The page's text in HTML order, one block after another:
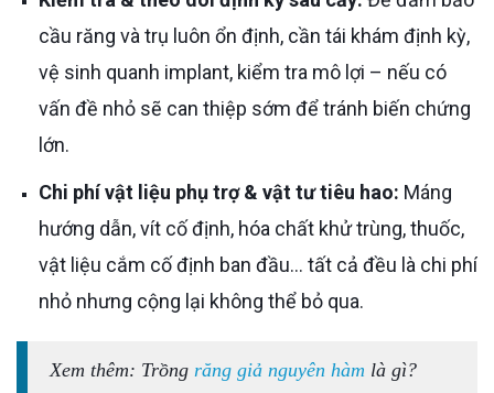
cầu răng và trụ luôn ổn định, cần tái khám định kỳ,
vệ sinh quanh implant, kiểm tra mô lợi – nếu có
vấn đề nhỏ sẽ can thiệp sớm để tránh biến chứng
lớn.
Chi phí vật liệu phụ trợ & vật tư tiêu hao: Máng
hướng dẫn, vít cố định, hóa chất khử trùng, thuốc,
vật liệu cắm cố định ban đầu… tất cả đều là chi phí
nhỏ nhưng cộng lại không thể bỏ qua.
Xem thêm: Trồng răng giả nguyên hàm là gì?